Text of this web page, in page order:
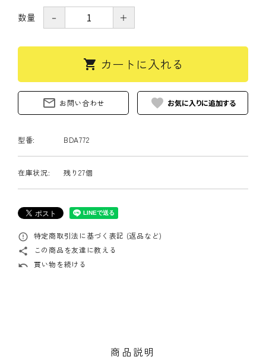
数量 － ＋
shopping_cart カートに入れる
mail_outline お問い合わせ favorite
型番: BDA772
在庫状況: 残り27個
error_outline 特定商取引法に基づく表記 (返品など)
share この商品を友達に教える
undo 買い物を続ける
商品説明